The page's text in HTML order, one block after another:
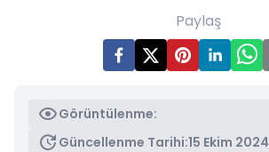
Paylaş
Görüntülenme:
Güncellenme Tarihi:15 Ekim 2024